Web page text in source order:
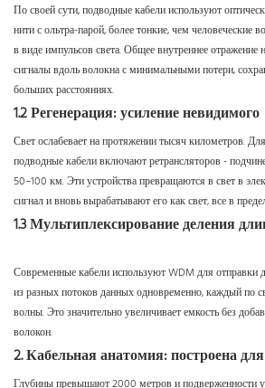
По своей сути, подводные кабели используют
нити с ольтра-парой, более тонкие, чем человеческие
в виде импульсов света. Общее внутреннее отражение
сигналы вдоль волокна с минимальными потери,
больших расстояниях.
1.2 Регенерация: усиление невидимого
Свет ослабевает на протяжении тысяч километров.
подводные кабели включают ретрансляторов -
50–100 км. Эти устройства превращаются в свет в
сигнал и вновь вырабатывают его как свет, все в
1.3 Мультиплексирование деления
Современные кабели используют WDM для отправки
из разных потоков данных одновременно, каждый по
волны. Это значительно увеличивает емкость без
волокон.
2. Кабельная анатомия: построена
Глубины превышают 2000 метров и подверженности